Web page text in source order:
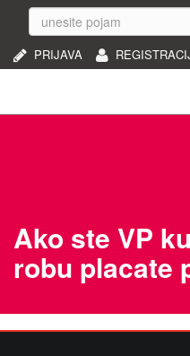
PRIJAVA
Ako ste VP
robu placate